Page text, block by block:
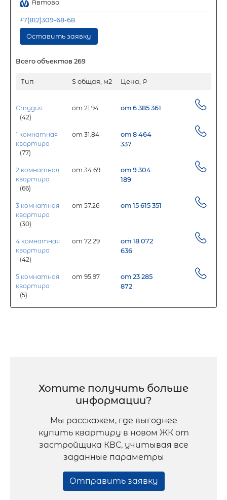
Автово
+7(812)309-68-68
Оставить заявку
Всего объектов 269
Тип S общая, м2 Цена, Р
Студия
(42)
от 21.94 от 6 385 361
1 комнатная
квартира
(77)
от 31.84
от 8 464
337
2 комнатная
квартира
(66)
от 34.69
от 9 304
189
3 комнатная
квартира
(30)
от 57.26 от 15 615 351
4 комнатная
квартира
(42)
от 72.29
от 18 072
636
5 комнатная
квартира
(5)
от 95.97
от 23 285
872
Хотите получить больше
информации?
Мы расскажем, где выгоднее
купить квартиру в новом ЖК от
застройщика КВС, учитывая все
заданные параметры
Отправить заявку